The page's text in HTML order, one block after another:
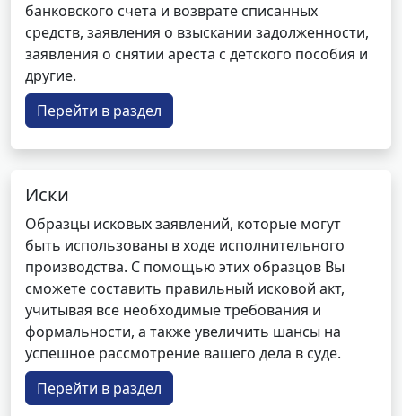
банковского счета и возврате списанных
средств, заявления о взыскании задолженности,
заявления о снятии ареста с детского пособия и
другие.
Перейти в раздел
Иски
Образцы исковых заявлений, которые могут
быть использованы в ходе исполнительного
производства. С помощью этих образцов Вы
сможете составить правильный исковой акт,
учитывая все необходимые требования и
формальности, а также увеличить шансы на
успешное рассмотрение вашего дела в суде.
Перейти в раздел